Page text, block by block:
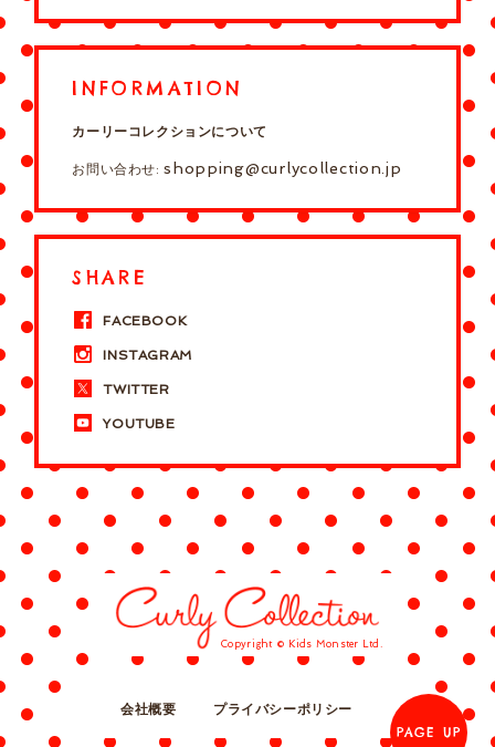
INFORMATION
カーリーコレクションについて
お問い合わせ:shopping@curlycollection.jp
SHARE
FACEBOOK
INSTAGRAM
TWITTER
YOUTUBE
Copyright © Kids Monster Ltd.
会社概要
プライバシーポリシー
PAGE UP